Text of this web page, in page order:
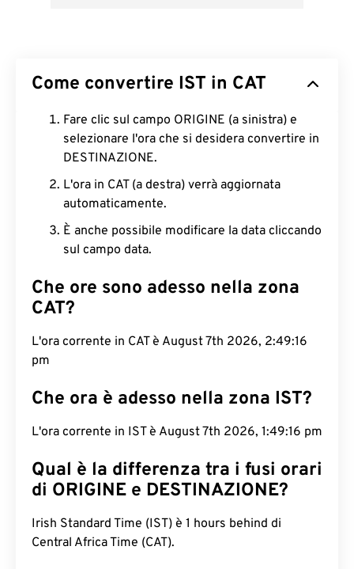
Come convertire IST in CAT
Fare clic sul campo ORIGINE (a sinistra) e
selezionare l'ora che si desidera convertire in
DESTINAZIONE.
L'ora in CAT (a destra) verrà aggiornata
automaticamente.
È anche possibile modificare la data cliccando
sul campo data.
Che ore sono adesso nella zona
CAT?
L'ora corrente in CAT è August 7th 2026, 2:49:17
pm
Che ora è adesso nella zona IST?
L'ora corrente in IST è August 7th 2026, 1:49:17 pm
Qual è la differenza tra i fusi orari
di ORIGINE e DESTINAZIONE?
Irish Standard Time (IST) è 1 hours behind di
Central Africa Time (CAT).